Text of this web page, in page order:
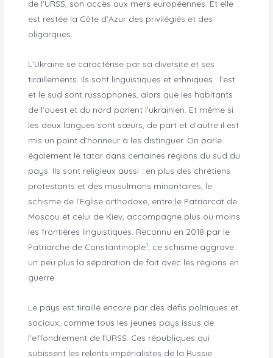
de l’URSS, son accès aux mers européennes. Et elle
est restée la Côte d’Azur des privilégiés et des
oligarques.
L’Ukraine se caractérise par sa diversité et ses
tiraillements. Ils sont linguistiques et ethniques : l’est
et le sud sont russophones, alors que les habitants
de l’ouest et du nord parlent l’ukrainien. Et même si
les deux langues sont sœurs, de part et d’autre il est
mis un point d’honneur à les distinguer. On parle
également le tatar dans certaines régions du sud du
pays. Ils sont religieux aussi : en plus des chrétiens
protestants et des musulmans minoritaires, le
schisme de l’Eglise orthodoxe, entre le Patriarcat de
Moscou et celui de Kiev, accompagne plus ou moins
les frontières linguistiques. Reconnu en 2018 par le
Patriarche de Constantinople1
, ce schisme aggrave
un peu plus la séparation de fait avec les régions en
guerre.
Le pays est tiraillé encore par des défis politiques et
sociaux, comme tous les jeunes pays issus de
l’effondrement de l’URSS. Ces républiques qui
subissent les relents impérialistes de la Russie